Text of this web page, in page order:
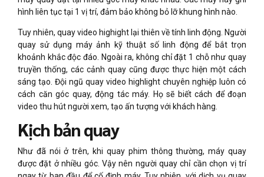
hình liên tục tại 1 vị trí, đảm bảo không bỏ lỡ khung hình nào.
Tuy nhiên, quay video highight lại thiên về tính linh động. Người
quay sử dụng máy ảnh kỹ thuật số linh động để bắt trọn
khoảnh khắc độc đáo. Ngoài ra, không chỉ đặt 1 chỗ như quay
truyền thống, các cảnh quay cũng được thực hiện một cách
sáng tạo. Đội ngũ quay video highlight chuyên nghiệp luôn có
cách căn góc quay, động tác máy. Họ sẽ biết cách để đoạn
video thu hút người xem, tạo ấn tượng với khách hàng.
Kịch bản quay
Như đã nói ở trên, khi quay phim thông thường, máy quay
được đặt ở nhiều góc. Vậy nên người quay chỉ cần chọn vị trí